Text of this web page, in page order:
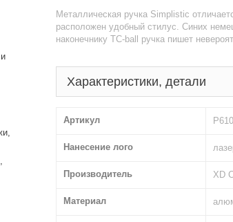
Металлическая ручка Simplistic
расположен удобный стилус. Синих
наконечнику TC-ball ручка пишет
Характеристики, детали
Артикул
Нанесение лого
Производитель XD
Материал